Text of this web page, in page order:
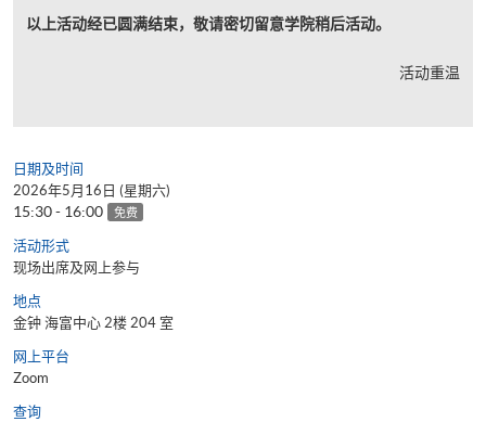
以上活动经已圆满结束，敬请密切留意学院稍后活动。
活动重温
日期及时间
2026年5月16日 (星期六)
15:30 - 16:00 免费
活动形式
现场出席及网上参与
地点
金钟 海富中心 2楼 204 室
网上平台
Zoom
查询